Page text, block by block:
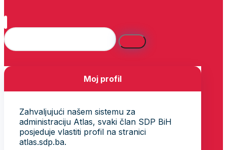
Moj profil
Zahvaljujući našem sistemu za
administraciju Atlas, svaki član SDP BiH
posjeduje vlastiti profil na stranici
atlas.sdp.ba.